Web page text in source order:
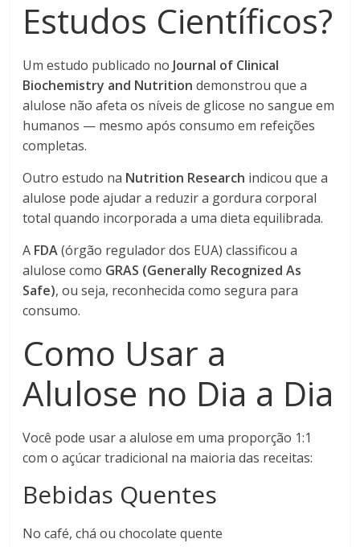
Estudos Científicos?
Um estudo publicado no Journal of Clinical
Biochemistry and Nutrition demonstrou que a
alulose não afeta os níveis de glicose no sangue em
humanos — mesmo após consumo em refeições
completas.
Outro estudo na Nutrition Research indicou que a
alulose pode ajudar a reduzir a gordura corporal
total quando incorporada a uma dieta equilibrada.
A FDA(órgão regulador dos EUA) classificou a
alulose como GRAS (Generally Recognized As
Safe), ou seja, reconhecida como segura para
consumo.
Como Usar a
Alulose no Dia a Dia
Você pode usar a alulose em uma proporção 1:1
com o açúcar tradicional na maioria das receitas:
Bebidas Quentes
No café, chá ou chocolate quente